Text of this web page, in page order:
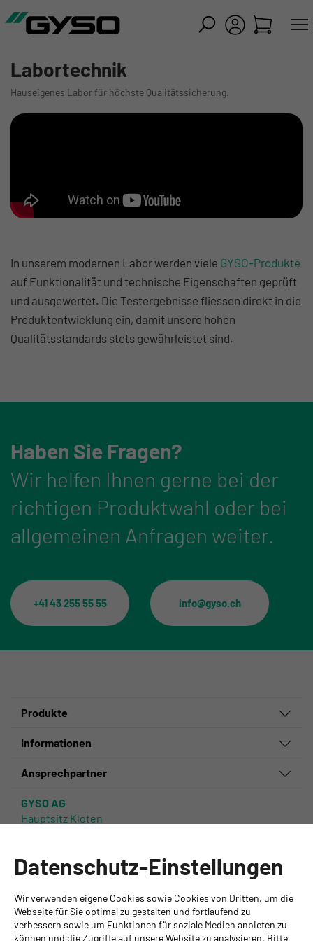
Labortechnik
Hauseigenes Labor für höchste Qualitätssicherung.
In unserem modernen Labor werden viele GYSO-Produkte
auf Funktionalität und technische Eigenschaften geprüft
und ausgewertet. Die Testergebnisse fliessen direkt in die
Produktentwicklung ein, damit unsere hohen
Qualitätsstandards stets gewährleistet sind.
Haben Sie Fragen?
Wir helfen Ihnen gerne bei der
richtigen Produktwahl oder bei
allgemeinen Anfragen weiter.
+41 43 255 55 55 info@gyso.ch
Produkte
Informationen
Ansprechpartner
GYSO AG
Hauptsitz Kloten
+ 41 43 255 55 55
info@gyso.ch
www.gyso.ch
Zurück
Datenschutz-Einstellungen
Wir verwenden eigene Cookies sowie Cookies von Dritten, um die
Webseite für Sie optimal zu gestalten und fortlaufend zu
verbessern sowie um Funktionen für soziale Medien anbieten zu
können und die Zugriffe auf unsere Website zu analysieren. Bitte